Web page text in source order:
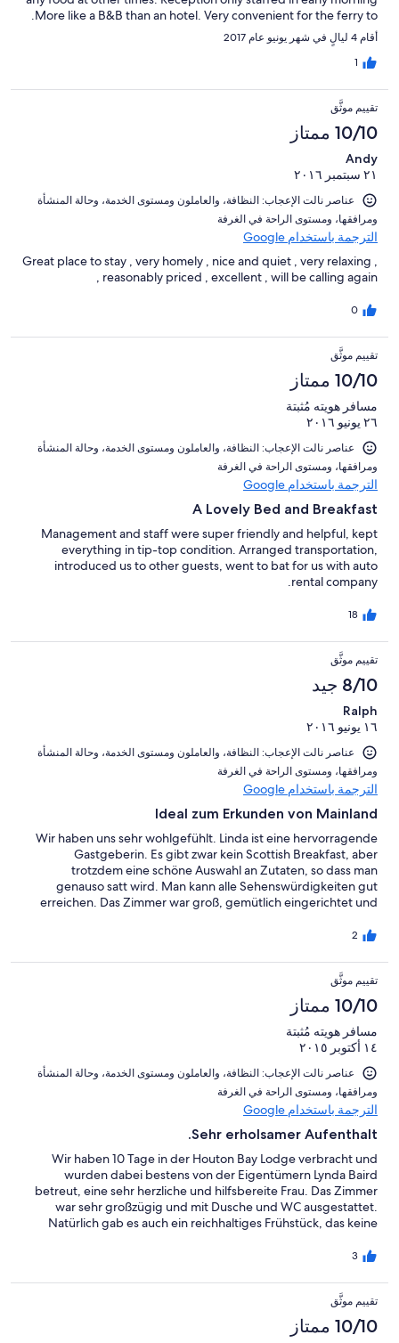
.More like a B&B than an hotel. Very convenient for the ferry to
Hoy.
أقام 4 ليالٍ في شهر يونيو عام 2017
1
تقييم موثَّق
10/10 ممتاز
Andy
٢١ سبتمبر ٢٠١٦
عناصر نالت الإعجاب: ⁦النظافة⁩، و⁦العاملون ومستوى الخدمة⁩، و⁦حالة المنشأة
ومرافقها⁩، و⁦مستوى الراحة في الغرفة⁩
الترجمة باستخدام Google
Great place to stay , very homely , nice and quiet , very relaxing ,
reasonably priced , excellent , will be calling again ,
0
تقييم موثَّق
10/10 ممتاز
مسافر هويته مُثبتة
٢٦ يونيو ٢٠١٦
عناصر نالت الإعجاب: ⁦النظافة⁩، و⁦العاملون ومستوى الخدمة⁩، و⁦حالة المنشأة
ومرافقها⁩، و⁦مستوى الراحة في الغرفة⁩
الترجمة باستخدام Google
A Lovely Bed and Breakfast
Management and staff were super friendly and helpful, kept
everything in tip-top condition. Arranged transportation,
introduced us to other guests, went to bat for us with auto
rental company.
18
تقييم موثَّق
8/10 جيد
Ralph
١٦ يونيو ٢٠١٦
عناصر نالت الإعجاب: ⁦النظافة⁩، و⁦العاملون ومستوى الخدمة⁩، و⁦حالة المنشأة
ومرافقها⁩، و⁦مستوى الراحة في الغرفة⁩
الترجمة باستخدام Google
Ideal zum Erkunden von Mainland
Wir haben uns sehr wohlgefühlt. Linda ist eine hervorragende
Gastgeberin. Es gibt zwar kein Scottish Breakfast, aber
trotzdem eine schöne Auswahl an Zutaten, so dass man
genauso satt wird. Man kann alle Sehenswürdigkeiten gut
erreichen. Das Zimmer war groß, gemütlich eingerichtet und
2
تقييم موثَّق
10/10 ممتاز
مسافر هويته مُثبتة
١٤ أكتوبر ٢٠١٥
عناصر نالت الإعجاب: ⁦النظافة⁩، و⁦العاملون ومستوى الخدمة⁩، و⁦حالة المنشأة
ومرافقها⁩، و⁦مستوى الراحة في الغرفة⁩
الترجمة باستخدام Google
Sehr erholsamer Aufenthalt.
Wir haben 10 Tage in der Houton Bay Lodge verbracht und
wurden dabei bestens von der Eigentümern Lynda Baird
betreut, eine sehr herzliche und hilfsbereite Frau. Das Zimmer
war sehr großzügig und mit Dusche und WC ausgestattet.
Natürlich gab es auch ein reichhaltiges Frühstück, das keine
absolute Ruhe, die in der Umgebung der Lodge herrschte. Und
einer halben Stunde bequem erreichbar. So hatten wir einen
sehr erholsamen Aufenthalt in Houton Bay Lodge und werden
sicher noch einmal wiederkommen.
3
تقييم موثَّق
10/10 ممتاز